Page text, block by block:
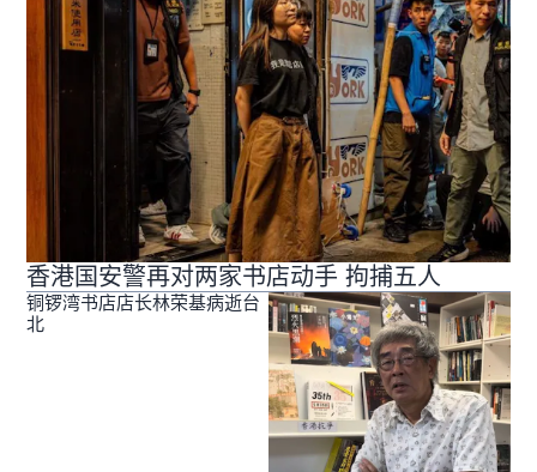
香港国安警再对两家书店动手 拘捕五人
铜锣湾书店店长林荣基病逝台
北